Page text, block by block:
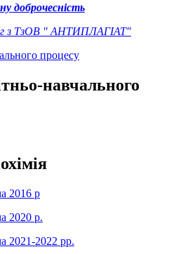
доброчесність
з ТзОВ " АНТИПЛАГІАТ"
процесу
навчального
2016 р
2020 р.
2021-2022 рр.